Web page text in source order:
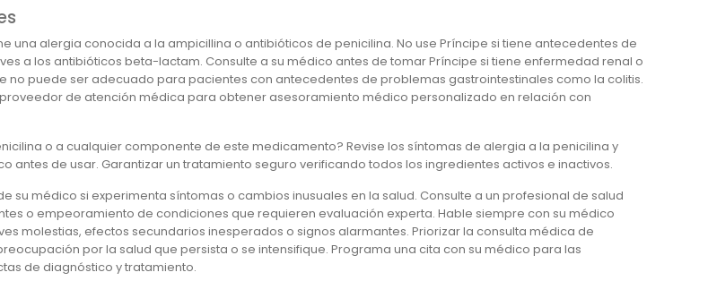
una alergia conocida a la ampicillina o antibióticos de penicilina. No use Príncipe si tiene antecedentes de
a los antibióticos beta-lactam. Consulte a su médico antes de tomar Príncipe si tiene enfermedad renal o
no puede ser adecuado para pacientes con antecedentes de problemas gastrointestinales como la colitis.
de atención médica para obtener asesoramiento médico personalizado en relación con
o a cualquier componente de este medicamento? Revise los síntomas de alergia a la penicilina y
antes de usar. Garantizar un tratamiento seguro verificando todos los ingredientes activos e inactivos.
su médico si experimenta síntomas o cambios inusuales en la salud. Consulte a un profesional de salud
o empeoramiento de condiciones que requieren evaluación experta. Hable siempre con su médico
molestias, efectos secundarios inesperados o signos alarmantes. Priorizar la consulta médica de
por la salud que persista o se intensifique. Programa una cita con su médico para las
de diagnóstico y tratamiento.